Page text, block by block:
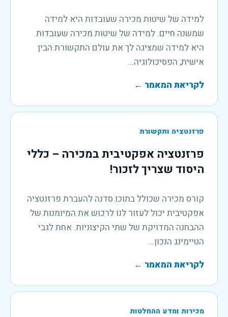
למידה של שיטות מכירה שעובדות היא למידה
שמשנה חיים. למידה של שיטות מכירה שעובדות
היא למידה שמציגה לך את עולם התקשורת הבין
אישית, הפסיכולוגיה...
לקריאת המאמר ←
פרזנטציה ותקשורת
פרזנטציה אפקטיבית במכירה – כללי
היסוד שצריך לזכור!
קורס מכירה שכולל בתוכו סדנה להעברת פרזנטציה
אפקטיבית יכול לעזור לנו לרכוש את המיומנות של
ההבחנה המדויקת של שתי הקיצוניות. אחת לגבי
הטיימינג הנכון...
לקריאת המאמר ←
מכירות ומדע ההחלטות